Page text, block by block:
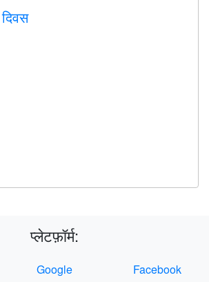
प्लेटफ़ॉर्म:
Google
Facebook